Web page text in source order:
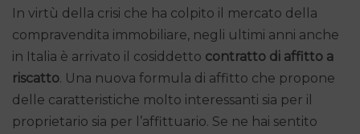
In virtù della crisi che ha colpito il mercato della
compravendita immobiliare, negli ultimi anni anche
in Italia è arrivato il cosiddetto contratto di affitto a
riscatto. Una nuova formula di affitto che propone
delle caratteristiche molto interessanti sia per il
proprietario sia per l’affittuario. Se ne hai sentito